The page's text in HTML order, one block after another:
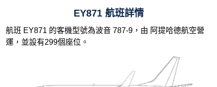
EY871 航班詳情
航班 EY871 的客機型號為波音 787-9，由 阿提哈德航空營
運，並設有299個座位。